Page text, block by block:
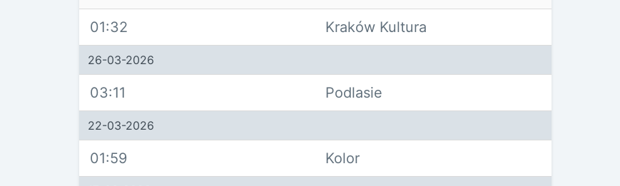
01:32 Kraków Kultura
26-03-2026
03:11 Podlasie
22-03-2026
01:59 Kolor